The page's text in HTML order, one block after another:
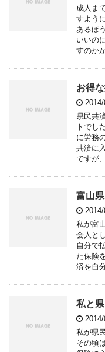
成人ま
すよう
あるほ
いいの
すのか
お得
県民共
トでし
に労務
共済に
ですが
富山
私が富
会人と
自分で
た保険
済を自
私と
私が県
その頃